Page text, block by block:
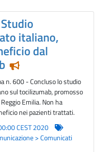
italiano,
dal
Notizia in evidenza
n. 600 - Concluso lo studio
sul tocilizumab, promosso
Reggio Emilia. Non ha
nei pazienti trattati.
CEST 2020
> Comunicati